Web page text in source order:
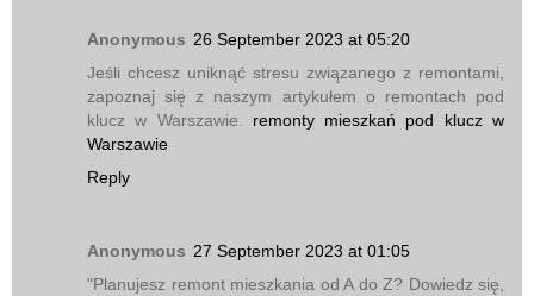
Anonymous 26 September 2023 at 05:20
Jeśli chcesz uniknąć stresu związanego z remontami,
zapoznaj się z naszym artykułem o remontach pod
klucz w Warszawie. remonty mieszkań pod klucz w
Warszawie
Reply
Anonymous 27 September 2023 at 01:05
"Planujesz remont mieszkania od A do Z? Dowiedz się,